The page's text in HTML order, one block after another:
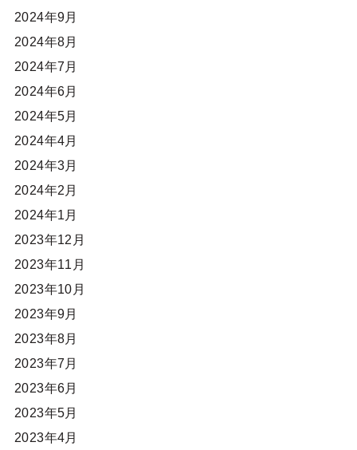
2024年9月
2024年8月
2024年7月
2024年6月
2024年5月
2024年4月
2024年3月
2024年2月
2024年1月
2023年12月
2023年11月
2023年10月
2023年9月
2023年8月
2023年7月
2023年6月
2023年5月
2023年4月